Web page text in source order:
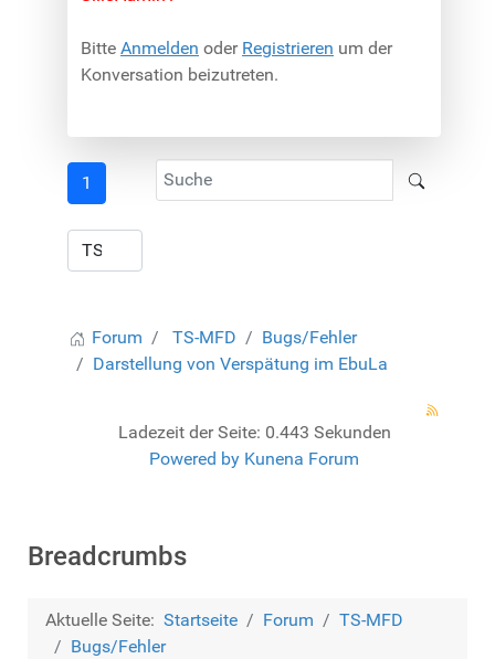
Bitte Anmelden oder Registrieren um der
Konversation beizutreten.
1
Forum TS-MFD
Bugs/Fehler
Darstellung von Verspätung im EbuLa
Ladezeit der Seite: 0.443 Sekunden
Powered by Kunena Forum
Breadcrumbs
Aktuelle Seite: Startseite Forum
TS-MFD
Bugs/Fehler